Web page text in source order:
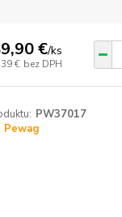
€/ks
€ bez DPH
PW37017
Pewag